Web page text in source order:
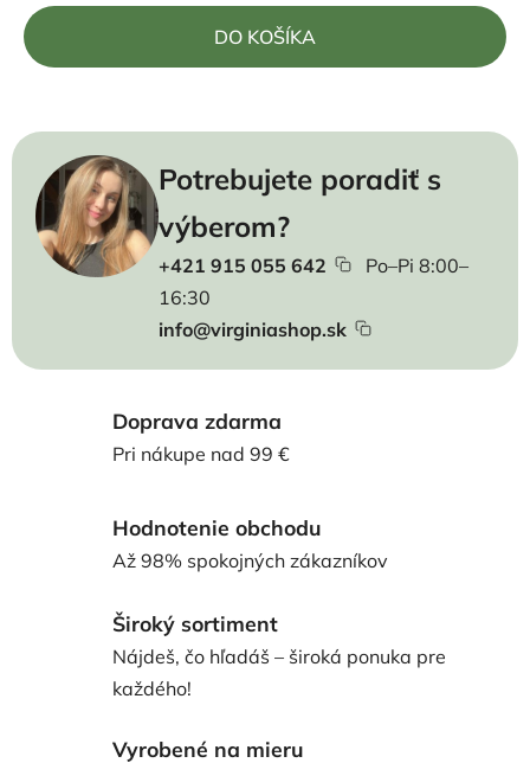
Jednotková cena:
DO KOŠÍKA
Potrebujete poradiť s
výberom?
+421 915 055 642
Po–Pi 8:00–
16:30
info@virginiashop.sk
Doprava zdarma
Pri nákupe nad 99 €
Hodnotenie obchodu
Až 98% spokojných zákazníkov
Široký sortiment
Nájdeš, čo hľadáš – široká ponuka pre
každého!
Vyrobené na mieru